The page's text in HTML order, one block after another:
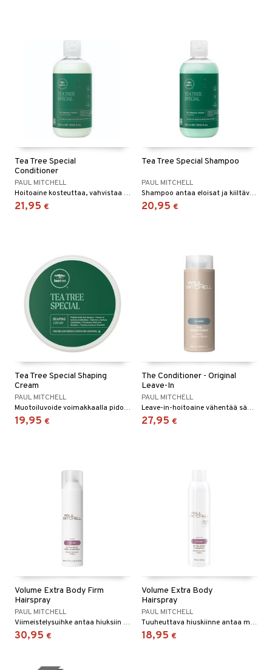
Tea Tree Special
Conditioner
PAUL MITCHELL
Hoitoaine kosteuttaa, vahvistaa vaurioitunutta hiusta ja ennaltaehkäisee latvojen kulumista.
21,95 €
Tea Tree Special Shampoo
PAUL MITCHELL
Shampoo antaa eloisat ja kiiltävät hiukset ja jättää ihanan laventelin tuoksun.
20,95 €
Tea Tree Special Shaping
Cream
PAUL MITCHELL
Muotoiluvoide voimakkaalla pidolla ja mattaisella lopputuloksella.
19,95 €
The Conditioner - Original
Leave-In
PAUL MITCHELL
Leave-in-hoitoaine vähentää sähkoisyyttä ja estää hiusten kuivumista.
27,95 €
Volume Extra Body Firm
Hairspray
PAUL MITCHELL
Viimeistelysuihke antaa hiuksiin maksimaalista hallittavuutta ja tuuheutta ja pitää kampauksesi paikoillaan koko päivän.
30,95 €
Volume Extra Body
Hairspray
PAUL MITCHELL
Tuuheuttava hiuskiinne antaa maksimaalista hallittavuutta ja terveen kiillon.
18,95 €